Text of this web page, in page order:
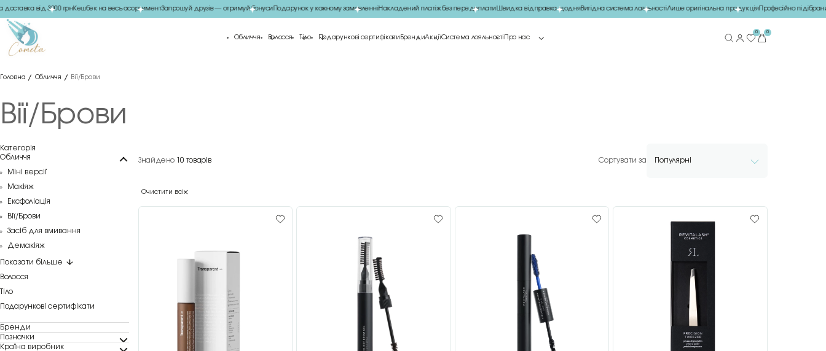
від 3000 грнКешбек на весь асортиментЗапрошуй друзів — отримуй бонусиПодарунок у кожному замовленніНакладений платіж без передоплатиШвидка відправка щодняВигідна система лояльностіЛише оригінальна продукціяПрофесійно
Обличчя Волосся Тіло Подарункові сертифікати БрендиАкціїСистема лояльності Про нас
0 0
Головна Обличчя Вії/Брови
Вії/Брови
Категорія
Обличчя
Міні версії
Макіяж
Ексфоліація
Вії/Брови
Засіб для вмивання
Демакіяж
Волосся
Тіло
Подарункові сертифікати
Бренди
Позначки
Країна виробник
Знайдено 10 товарів Сортувати за Популярні
Очистити всі